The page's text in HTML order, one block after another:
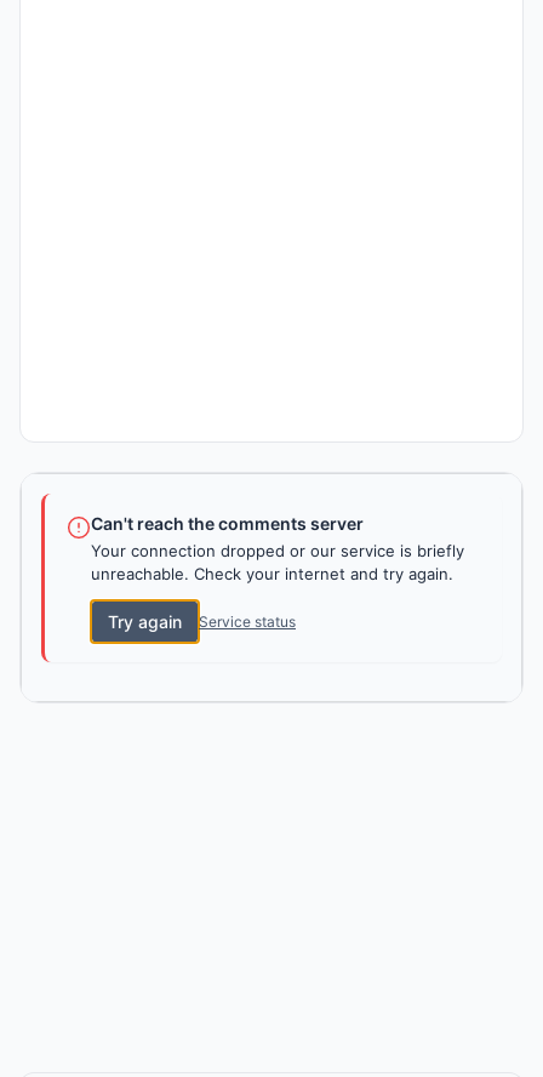
Can't reach the comments server
Your connection dropped or our service is briefly
unreachable. Check your internet and try again.
Try again Service status